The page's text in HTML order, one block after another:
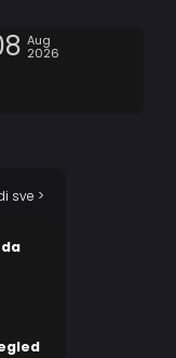
Aug
2026
sve >